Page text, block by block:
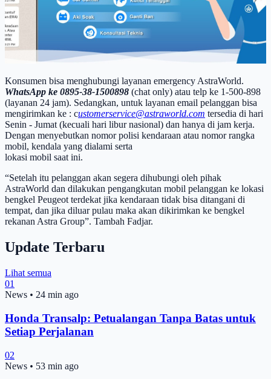
Konsumen bisa menghubungi layanan emergency AstraWorld.
WhatsApp ke 0895-38-1500898 (chat only) atau telp ke 1-500-898
(layanan 24 jam). Sedangkan, untuk layanan email pelanggan bisa
mengirimkan ke : customerservice@astraworld.com tersedia di hari
Senin - Jumat (kecuali hari libur nasional) dan hanya di jam kerja.
Dengan menyebutkan nomor polisi kendaraan atau nomor rangka
mobil, kendala yang dialami serta
lokasi mobil saat ini.
“Setelah itu pelanggan akan segera dihubungi oleh pihak
AstraWorld dan dilakukan pengangkutan mobil pelanggan ke lokasi
bengkel Peugeot terdekat jika kendaraan tidak bisa ditangani di
tempat, dan jika diluar pulau maka akan dikirimkan ke bengkel
rekanan Astra Group”. Tambah Fadjar.
Update Terbaru
Lihat semua
01
News • 24 min ago
Honda Transalp: Petualangan Tanpa Batas untuk
Setiap Perjalanan
02
News • 53 min ago